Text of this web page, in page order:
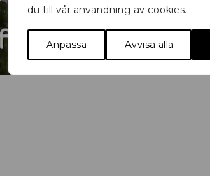
du till vår användning av cookies.
Anpassa Avvisa alla